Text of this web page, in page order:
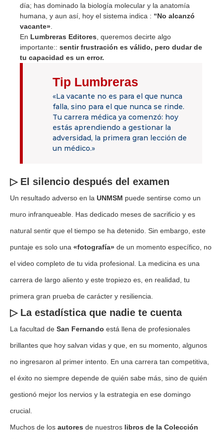
día; has dominado la biología molecular y la anatomía
humana, y aun así, hoy el sistema indica : “No alcanzó
vacante».
En Lumbreras Editores, queremos decirte algo
importante:: sentir frustración es válido, pero dudar de
tu capacidad es un error.
Tip Lumbreras
«La vacante no es para el que nunca
falla, sino para el que nunca se rinde.
Tu carrera médica ya comenzó: hoy
estás aprendiendo a gestionar la
adversidad, la primera gran lección de
un médico.»
▷ El silencio después del examen
Un resultado adverso en la UNMSM puede sentirse como un
muro infranqueable. Has dedicado meses de sacrificio y es
natural sentir que el tiempo se ha detenido. Sin embargo, este
puntaje es solo una «fotografía» de un momento específico, no
el video completo de tu vida profesional. La medicina es una
carrera de largo aliento y este tropiezo es, en realidad, tu
primera gran prueba de carácter y resiliencia.
▷ La estadística que nadie te cuenta
La facultad de San Fernando está llena de profesionales
brillantes que hoy salvan vidas y que, en su momento, algunos
no ingresaron al primer intento. En una carrera tan competitiva,
el éxito no siempre depende de quién sabe más, sino de quién
gestionó mejor los nervios y la estrategia en ese domingo
crucial.
Muchos de los autores de nuestros libros de la Colección